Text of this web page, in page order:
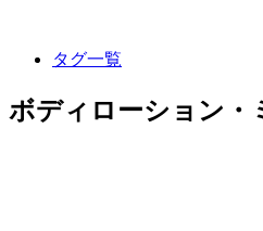
タグ一覧
ボディローション・